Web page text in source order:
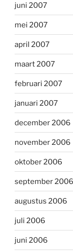
juni 2007
mei 2007
april 2007
maart 2007
februari 2007
januari 2007
december 2006
november 2006
oktober 2006
september 2006
augustus 2006
juli 2006
juni 2006